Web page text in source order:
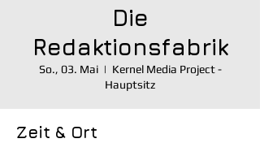
Die
Redaktionsfabrik
So., 03. Mai
  |
Kernel Media Project -
Hauptsitz
Zeit & Ort